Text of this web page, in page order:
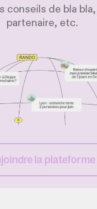
conseils de bla
partenaire, etc.
la plateforme